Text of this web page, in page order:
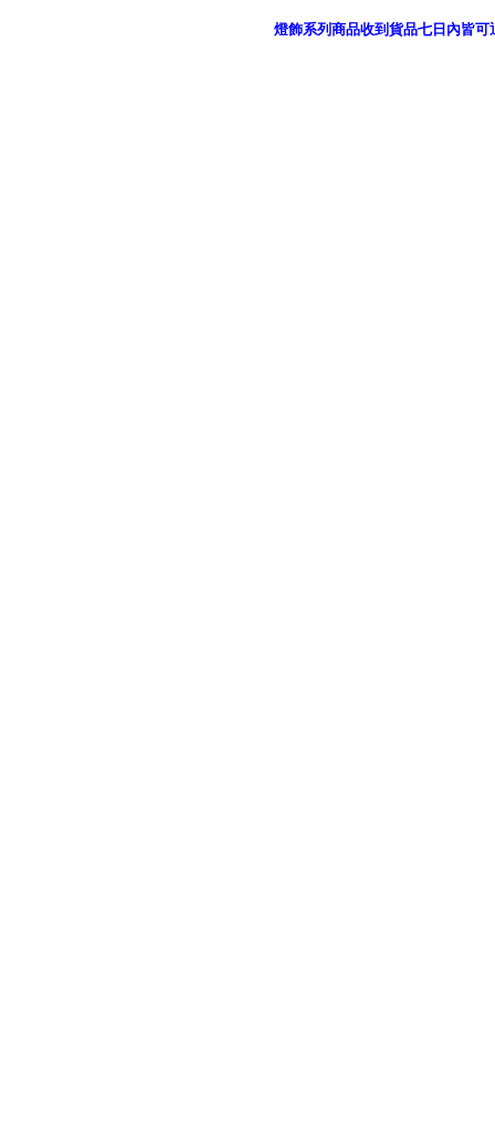
燈飾系列商品收到貨品七日內皆